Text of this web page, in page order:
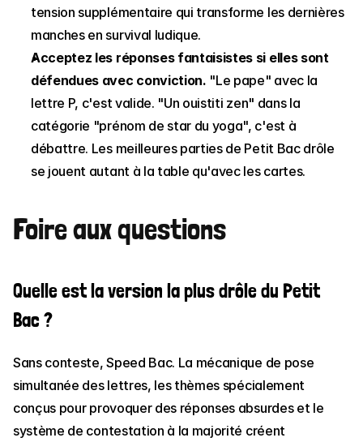
tension supplémentaire qui transforme les dernières
manches en survival ludique.
Acceptez les réponses fantaisistes si elles sont
défendues avec conviction. "Le pape" avec la
lettre P, c'est valide. "Un ouistiti zen" dans la
catégorie "prénom de star du yoga", c'est à
débattre. Les meilleures parties de Petit Bac drôle
se jouent autant à la table qu'avec les cartes.
Foire aux questions
Quelle est la version la plus drôle du Petit
Bac ?
Sans conteste, Speed Bac. La mécanique de pose
simultanée des lettres, les thèmes spécialement
conçus pour provoquer des réponses absurdes et le
système de contestation à la majorité créent